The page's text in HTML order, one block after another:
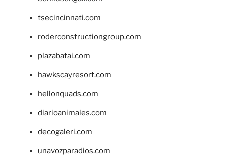
tsecincinnati.com
roderconstructiongroup.com
plazabatai.com
hawkscayresort.com
hellonquads.com
diarioanimales.com
decogaleri.com
unavozparadios.com